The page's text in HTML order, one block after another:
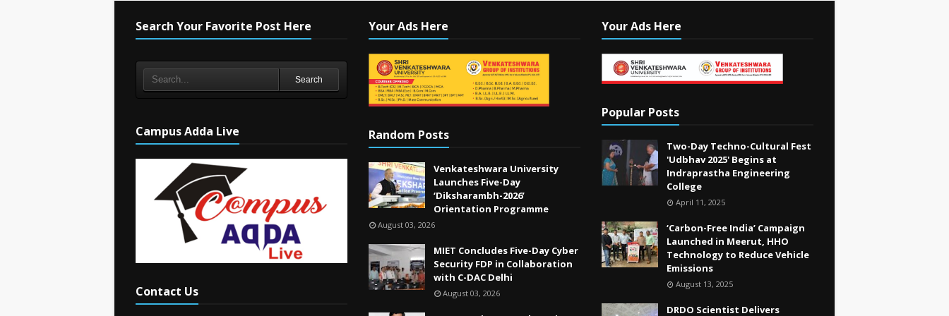
Search Your Favorite Post Here
Search
Campus Adda Live
Contact Us
Your Ads Here
Random Posts
Venkateshwara University
Launches Five-Day
‘Diksharambh-2026’
Orientation Programme
August 03, 2026
MIET Concludes Five-Day Cyber
Security FDP in Collaboration
with C-DAC Delhi
August 03, 2026
Your Ads Here
Popular Posts
Two-Day Techno-Cultural Fest
'Udbhav 2025' Begins at
Indraprastha Engineering
College
April 11, 2025
‘Carbon-Free India’ Campaign
Launched in Meerut, HHO
Technology to Reduce Vehicle
Emissions
August 13, 2025
DRDO Scientist Delivers